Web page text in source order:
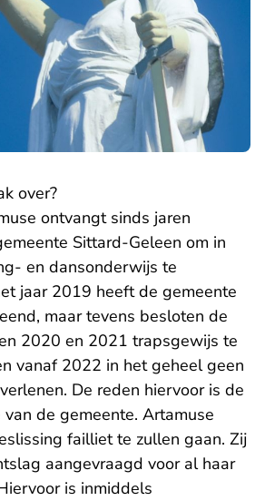
over?
ontvangt sinds jaren
Sittard-Geleen om in
en dansonderwijs te
jaar 2019 heeft de gemeente
maar tevens besloten de
2020 en 2021 trapsgewijs te
vanaf 2022 in het geheel geen
De reden hiervoor is de
de gemeente. Artamuse
failliet te zullen gaan. Zij
aangevraagd voor al haar
is inmiddels